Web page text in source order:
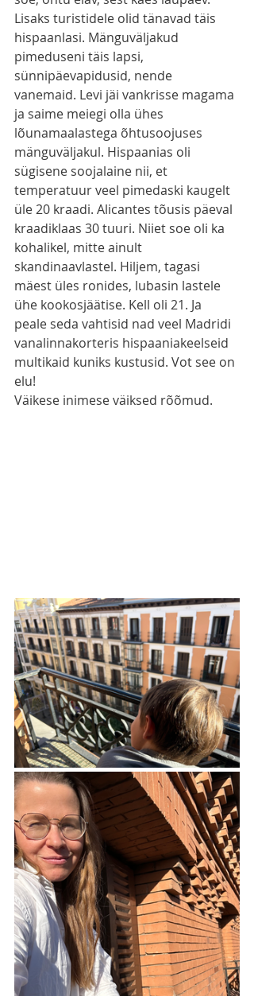
Lisaks turistidele olid tänavad täis
hispaanlasi. Mänguväljakud
pimeduseni täis lapsi,
sünnipäevapidusid, nende
vanemaid. Levi jäi vankrisse magama
ja saime meiegi olla ühes
lõunamaalastega õhtusoojuses
mänguväljakul. Hispaanias oli
sügisene soojalaine nii, et
temperatuur veel pimedaski kaugelt
üle 20 kraadi. Alicantes tõusis päeval
kraadiklaas 30 tuuri. Niiet soe oli ka
kohalikel, mitte ainult
skandinaavlastel. Hiljem, tagasi
mäest üles ronides, lubasin lastele
ühe kookosjäätise. Kell oli 21. Ja
peale seda vahtisid nad veel Madridi
vanalinnakorteris hispaaniakeelseid
multikaid kuniks kustusid. Vot see on
elu!
Väikese inimese väiksed rõõmud.